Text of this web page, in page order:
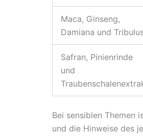
Maca, Ginseng,
Damiana und
Safran, Pinienrinde
und
Bei sensiblen Themen
und die Hinweise des